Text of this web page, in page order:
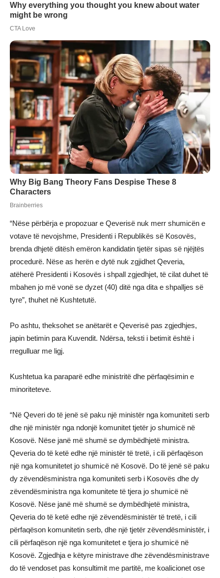
“Nëse përbërja e propozuar e Qeverisë nuk merr shumicën e
votave të nevojshme, Presidenti i Republikës së Kosovës,
brenda dhjetë ditësh emëron kandidatin tjetër sipas së njëjtës
procedurë. Nëse as herën e dytë nuk zgjidhet Qeveria,
atëherë Presidenti i Kosovës i shpall zgjedhjet, të cilat duhet të
mbahen jo më vonë se dyzet (40) ditë nga dita e shpalljes së
tyre”, thuhet në Kushtetutë.
Po ashtu, theksohet se anëtarët e Qeverisë pas zgjedhjes,
japin betimin para Kuvendit. Ndërsa, teksti i betimit është i
rregulluar me ligj.
Kushtetua ka paraparë edhe ministritë dhe përfaqësimin e
minoriteteve.
“Në Qeveri do të jenë së paku një ministër nga komuniteti serb
dhe një ministër nga ndonjë komunitet tjetër jo shumicë në
Kosovë. Nëse janë më shumë se dymbëdhjetë ministra.
Qeveria do të ketë edhe një ministër të tretë, i cili përfaqëson
një nga komunitetet jo shumicë në Kosovë. Do të jenë së paku
dy zëvendësministra nga komuniteti serb i Kosovës dhe dy
zëvendësministra nga komunitete të tjera jo shumicë në
Kosovë. Nëse janë më shumë se dymbëdhjetë ministra,
Qeveria do të ketë edhe një zëvendësministër të tretë, i cili
përfaqëson komunitetin serb, dhe një tjetër zëvendësministër, i
cili përfaqëson një nga komunitetet e tjera jo shumicë në
Kosovë. Zgjedhja e këtyre ministrave dhe zëvendësministrave
do të vendoset pas konsultimit me partitë, me koalicionet ose